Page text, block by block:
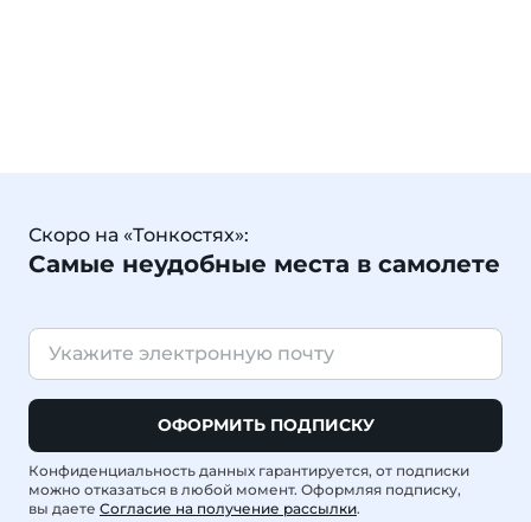
Скоро на «Тонкостях»:
Самые неудобные места в самолете
ОФОРМИТЬ ПОДПИСКУ
Конфиденциальность данных гарантируется, от подписки
можно отказаться в любой момент. Оформляя подписку,
вы даете Согласие на получение рассылки.